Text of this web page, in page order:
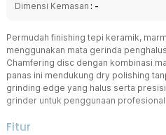
Dimensi Kemasan : -
Permudah finishing tepi keramik,
menggunakan mata gerinda
Chamfering disc dengan kombinasi
panas ini mendukung dry polishing
grinding edge yang halus serta
grinder untuk penggunaan profesional
Fitur